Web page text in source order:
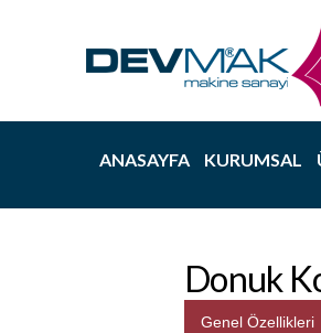
ANASAYFA KURUMSAL
Donuk
Genel Özellikleri